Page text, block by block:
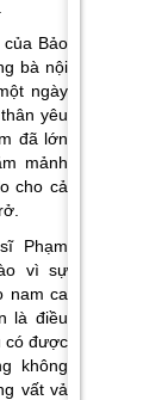
Bảo
bà nội
ngày
yêu
đã lớn
mảnh
cho cả
Phạm
vì sự
nam ca
là điều
có được
không
vất vả